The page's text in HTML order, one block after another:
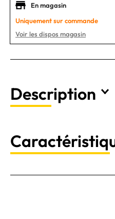
En magasin
Uniquement sur commande
Voir les dispos magasin
Description